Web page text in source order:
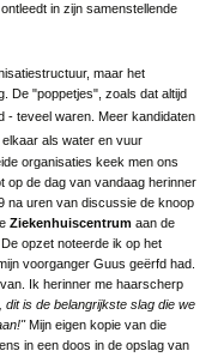
in zijn samenstellende
maar het
De "poppetjes", zoals dat altijd
- teveel waren. Meer kandidaten
als water en vuur
organisaties keek men ons
op de dag van vandaag herinner
na uren van discussie de knoop
Ziekenhuiscentrumaan de
opzet noteerde ik op het
voorganger Guus geërfd had.
Ik herinner me haarscherp
dit is de belangrijkste slag die we
Mijn eigen kopie van die
in een doos in de opslag van